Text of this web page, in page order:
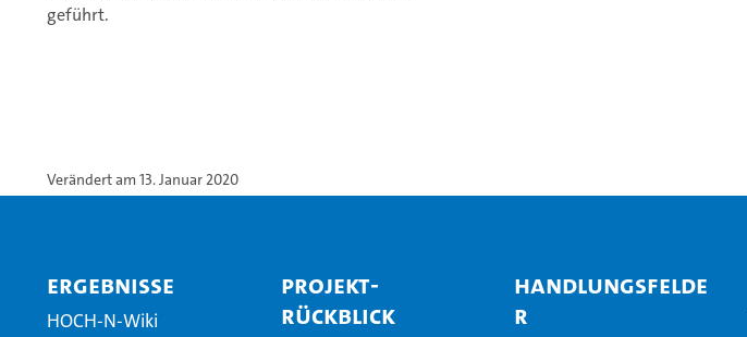
geführt.
Verändert am 13. Januar 2020
Ergebnisse
HOCH-N-Wiki
Projekt-
Rückblick
Handlungsfelde
r